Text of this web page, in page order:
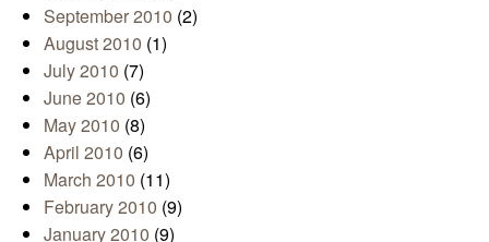
September 2010 (2)
August 2010 (1)
July 2010 (7)
June 2010 (6)
May 2010 (8)
April 2010 (6)
March 2010 (11)
February 2010 (9)
January 2010 (9)